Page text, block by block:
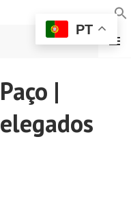
DE
PAREDE
MENU
|
PT